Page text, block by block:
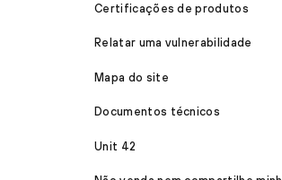
Certificações de produtos
Relatar uma vulnerabilidade
Mapa do site
Documentos técnicos
Unit 42